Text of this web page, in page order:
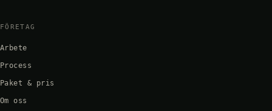
FÖRETAG
Arbete
Process
Paket & pris
Om oss